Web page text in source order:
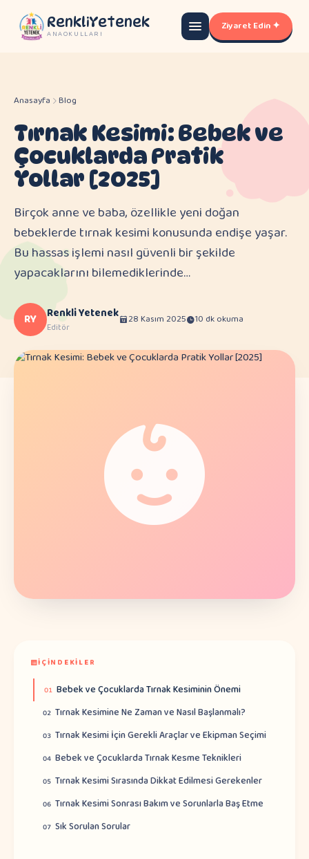
RenkliYetenek
ANAOKULLARI
Ziyaret Edin ✦
Anasayfa Blog
Tırnak Kesimi: Bebek ve
Çocuklarda Pratik
Yollar [2025]
Birçok anne ve baba, özellikle yeni doğan
bebeklerde tırnak kesimi konusunda endişe yaşar.
Bu hassas işlemi nasıl güvenli bir şekilde
yapacaklarını bilemediklerinde…
RY Renkli Yetenek
Editör
28 Kasım 2025 10 dk okuma
İÇINDEKILER
01 Bebek ve Çocuklarda Tırnak Kesiminin Önemi
02 Tırnak Kesimine Ne Zaman ve Nasıl Başlanmalı?
03 Tırnak Kesimi İçin Gerekli Araçlar ve Ekipman Seçimi
04 Bebek ve Çocuklarda Tırnak Kesme Teknikleri
05 Tırnak Kesimi Sırasında Dikkat Edilmesi Gerekenler
06 Tırnak Kesimi Sonrası Bakım ve Sorunlarla Baş Etme
07 Sık Sorulan Sorular